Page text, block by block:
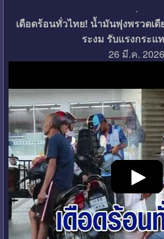
.
เดือดร้อนทั่วไทย! น้ำมันพุ่งพรวดเ
ระงม รับแรงกระแ
26 มี.ค. 2026